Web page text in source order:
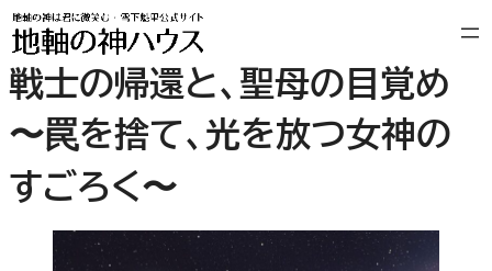
内
容
を
ス
キ
プ
戦士の帰還と、聖母の目覚め
〜罠を捨て、光を放つ女神の
すごろく〜